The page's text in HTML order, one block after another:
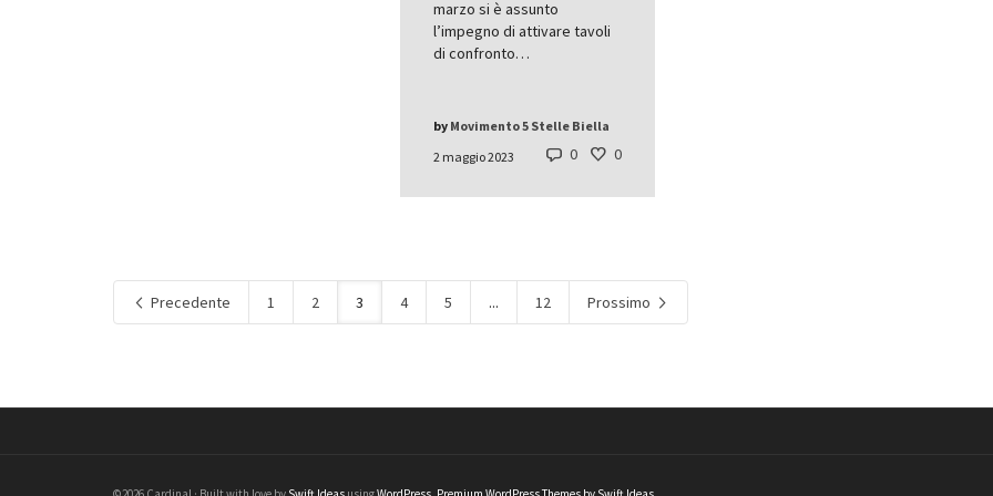
marzo si è assunto
l’impegno di attivare tavoli
di confronto…
2 maggio 2023
by Movimento 5 Stelle Biella
0 0
Precedente 1 2 3 4 5 ... 12 Prossimo